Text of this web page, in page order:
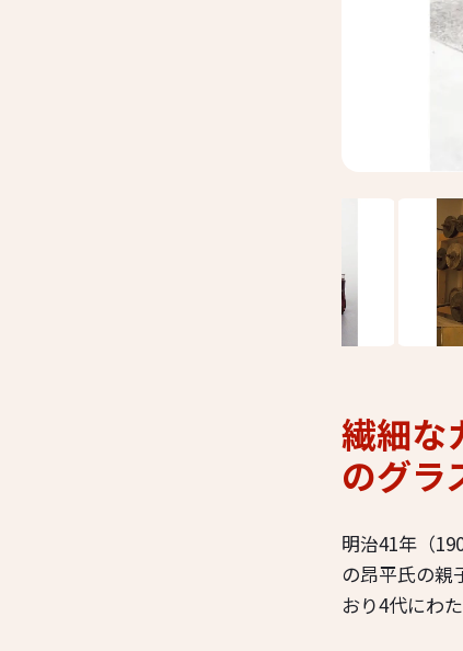
繊細な
のグラ
明治41年（
の昂平氏の親
おり4代にわ